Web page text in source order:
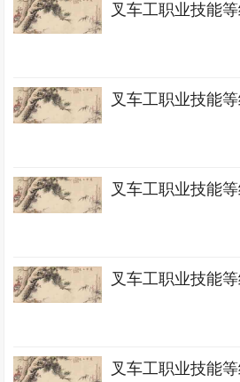
叉车工职业技能等
叉车工职业技能等
叉车工职业技能等
叉车工职业技能等
叉车工职业技能等